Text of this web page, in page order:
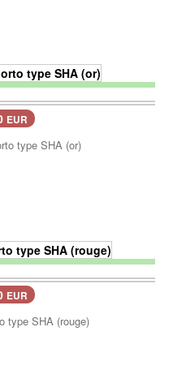
EUR
type SHA (or)
EUR
type SHA (rouge)